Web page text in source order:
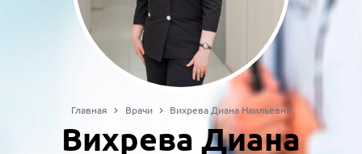
Главная Врачи Вихрева Диана Наильевна
Вихрева Диана